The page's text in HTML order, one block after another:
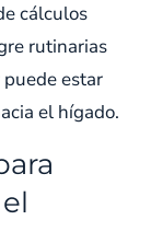
cálculos
rutinarias
estar
el hígado.